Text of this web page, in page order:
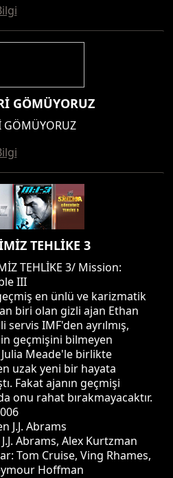
GÖMÜYORUZ
GÖMÜYORUZ
TEHLİKE 3
TEHLİKE 3/ Mission:
III
en ünlü ve karizmatik
biri olan gizli ajan Ethan
servis IMF'den ayrılmış,
geçmişini bilmeyen
Julia Meade'le birlikte
uzak yeni bir hayata
Fakat ajanın geçmişi
onu rahat bırakmayacaktır.
J.J. Abrams
Abrams, Alex Kurtzman
Tom Cruise, Ving Rhames,
Hoffman